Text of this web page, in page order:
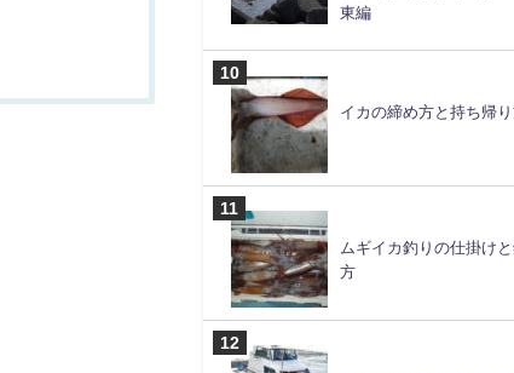
東編
イカの締め方と持ち帰
ムギイカ釣りの仕掛けと
方